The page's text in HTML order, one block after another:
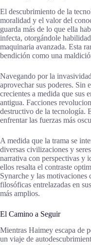
El descubrimiento de la
moralidad y el valor del
guarda más de lo que ella
infecta, otorgándole
maquinaria avanzada. Esta
bendición como una
Navegando por la
aprovechar sus poderes. Sin
crecientes a medida que sus
antigua. Facciones
destructivo de la tecnología.
enfrentar las fuerzas más
A medida que la trama se
diversas civilizaciones y
narrativa con perspectivas y
ellos resalta el contraste
Synarche y las motivaciones
filosóficas entrelazadas en
más amplios.
El Camino a Seguir
Mientras Haimey escapa de
un viaje de